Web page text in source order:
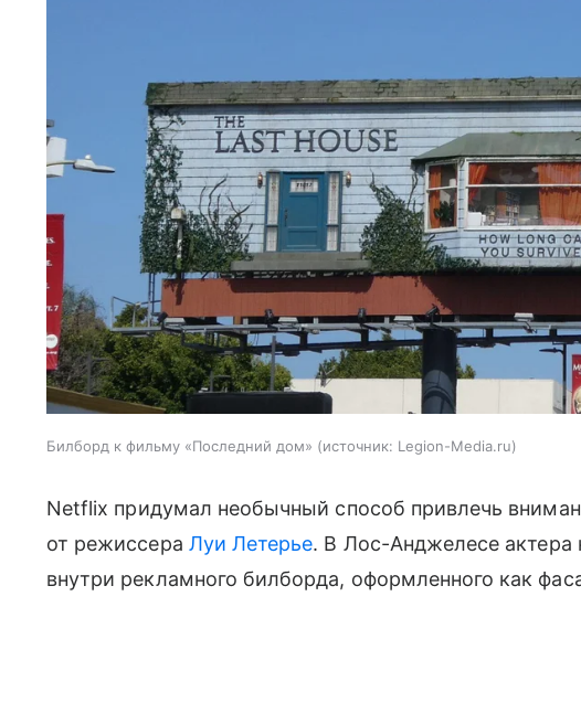
Билборд к фильму «Последний дом» источник: Legion-Media.ru
Netflix придумал необычный способ привлечь
от режиссера Луи Летерье. В Лос-Анджелесе актера
внутри рекламного билборда, оформленного как